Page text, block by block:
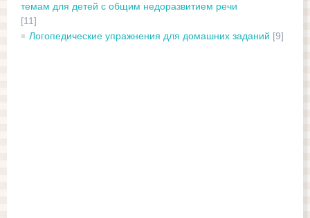
темам для детей с общим недоразвитием речи
[11]
Логопедические упражнения для домашних заданий [9]